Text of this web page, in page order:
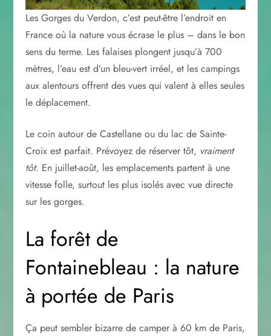
Les Gorges du Verdon, c’est peut-être l’endroit en
France où la nature vous écrase le plus – dans le bon
sens du terme. Les falaises plongent jusqu’à 700
mètres, l’eau est d’un bleu-vert irréel, et les campings
aux alentours offrent des vues qui valent à elles seules
le déplacement.
Le coin autour de Castellane ou du lac de Sainte-
Croix est parfait. Prévoyez de réserver tôt, vraiment
tôt. En juillet-août, les emplacements partent à une
vitesse folle, surtout les plus isolés avec vue directe
sur les gorges.
La forêt de
Fontainebleau : la nature
à portée de Paris
Ça peut sembler bizarre de camper à 60 km de Paris,